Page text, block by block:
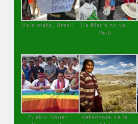
Vale mata, Brasil
Tía María no va !
Perú
Pueblo Shuar
defensora de la